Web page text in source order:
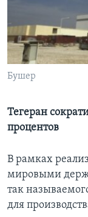
Learning English
СОЦИАЛЬНЫЕ СЕТИ
Языки
Бушер
Тегеран
процентов
В рамках
мировыми
так
для